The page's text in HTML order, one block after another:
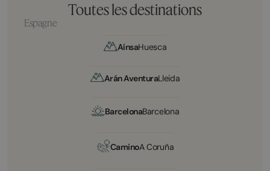
Toutes les destinations
Espagne
AínsaHuesca
Arán AventuraLleida
BarcelonaBarcelona
CaminoA Coruña